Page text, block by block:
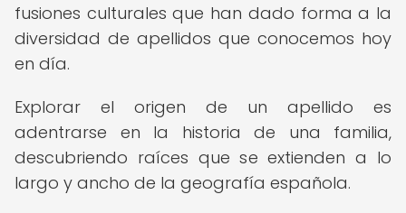
fusiones culturales que han dado forma a la
diversidad de apellidos que conocemos hoy
en día.
Explorar el origen de un apellido es
adentrarse en la historia de una familia,
descubriendo raíces que se extienden a lo
largo y ancho de la geografía española.